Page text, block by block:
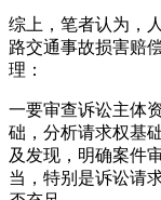
综上，笔者认为，
路交通事故损害赔
理：
一要审查诉讼主体
础，分析请求权基
及发现，明确案件
当，特别是诉讼请